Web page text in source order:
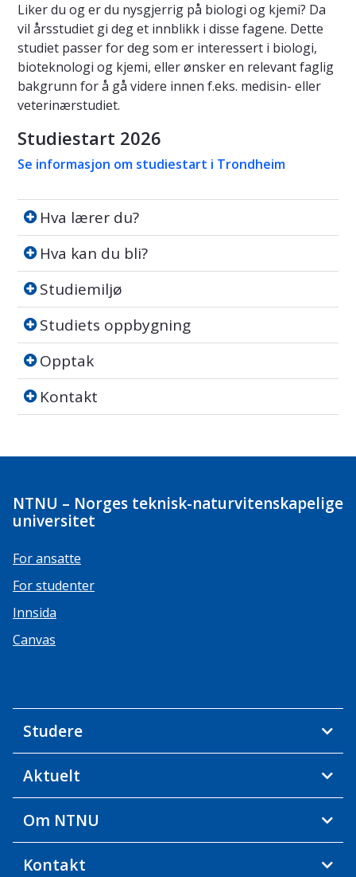
Liker du og er du nysgjerrig på biologi og kjemi? Da
vil årsstudiet gi deg et innblikk i disse fagene. Dette
studiet passer for deg som er interessert i biologi,
bioteknologi og kjemi, eller ønsker en relevant faglig
bakgrunn for å gå videre innen f.eks. medisin- eller
veterinærstudiet.
Studiestart 2026
Se informasjon om studiestart i Trondheim
Hva lærer du?
Hva lærer du?
Hva kan du bli?
Hva kan du bli?
Studiemiljø
Studiemiljø
Studiets oppbygning
Studiets oppbygning
Opptak
Opptak
Kontakt
Kontakt
NTNU – Norges teknisk-naturvitenskapelige
universitet
For ansatte
For studenter
Innsida
Canvas
Studere
Aktuelt
Om NTNU
Kontakt